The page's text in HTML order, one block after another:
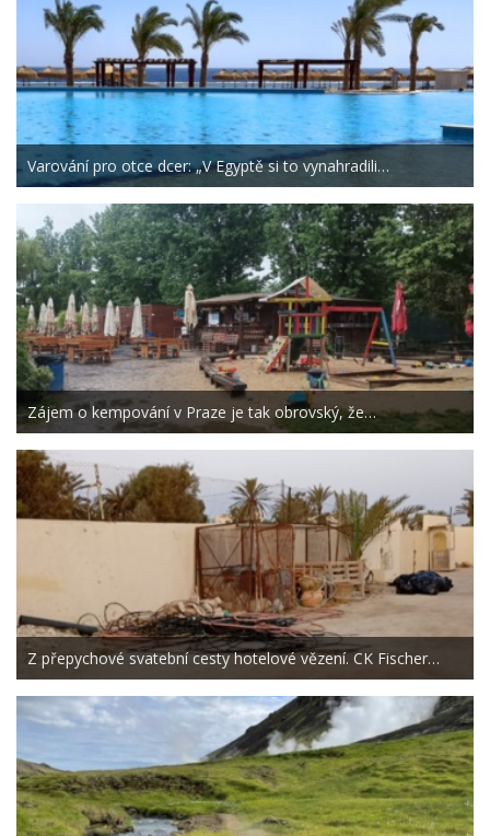
Varování pro otce dcer: „V Egyptě si to vynahradili…
Zájem o kempování v Praze je tak obrovský, že…
Z přepychové svatební cesty hotelové vězení. CK Fischer…